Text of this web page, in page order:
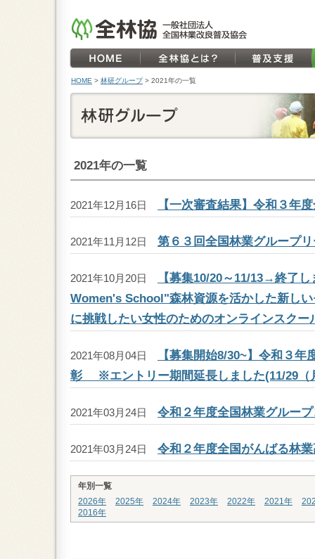
HOME > 林研グループ> 2021年の一覧
2021年の一覧
2021年12月16日 【一次審査結果】令和３年
2021年11月12日 第６３回全国林業グループ
2021年10月20日
【募集10/20～11/13→終了
Women's School"森林資源を活かした新し
に挑戦したい女性のためのオンラインスクー
2021年08月04日
【募集開始8/30~】令和３
彰 ※エントリー期間延長しました(11/29（
2021年03月24日 令和２年度全国林業グルー
2021年03月24日 令和２年度全国がんばる林
年別一覧
2026年
2025年 2024年 2023年 2022年 2021年
2016年